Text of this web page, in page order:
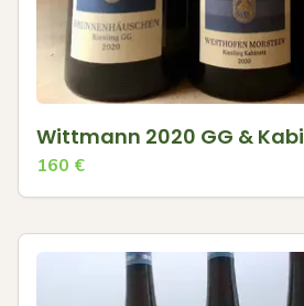
Wittmann 2020 GG & Kabi
160 €